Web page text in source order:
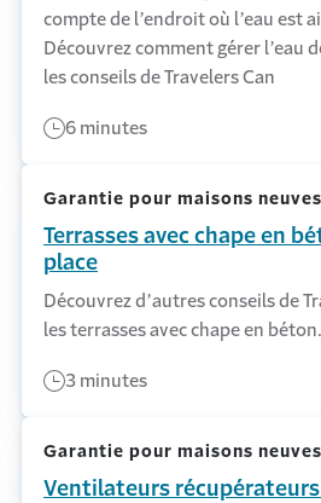
compte de l’endroit où l’eau est
Découvrez comment gérer l’eau
les conseils de Travelers Can
6 minutes
Garantie pour maisons
Terrasses avec chape en
place
Découvrez d’autres conseils de
les terrasses avec chape en béton.
3 minutes
Garantie pour maisons
Ventilateurs